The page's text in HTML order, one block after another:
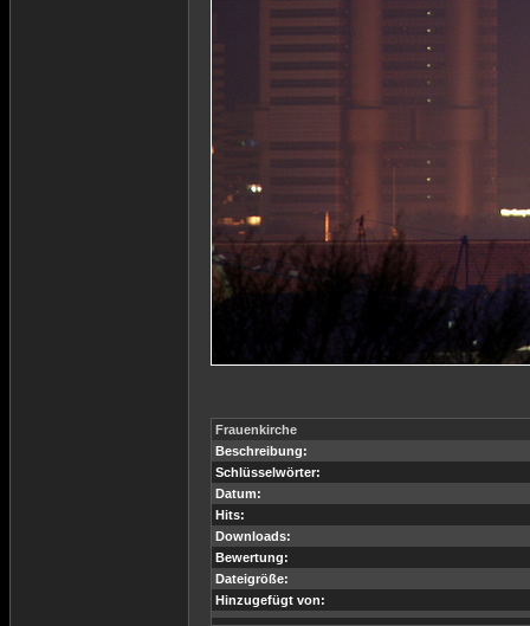
Frauenkirche
Beschreibung:
Schlüsselwörter:
Datum:
Hits:
Downloads:
Bewertung:
Dateigröße:
Hinzugefügt von: